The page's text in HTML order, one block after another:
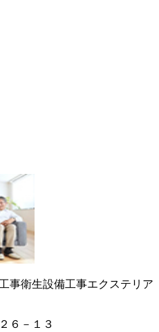
事衛生設備工事エクステリア
６－１３